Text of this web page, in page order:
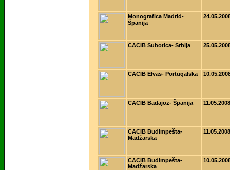
Monografica Madrid-
Španija
CACIB Subotica- Srbija
CACIB Elvas- Portugalska
CACIB Badajoz- Španija 11.05.2008
CACIB Budimpešta-
Madžarska
11.05.2008
CACIB Budimpešta-
Madžarska